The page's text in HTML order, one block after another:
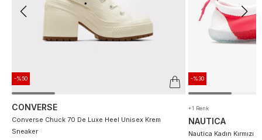
-%50
CONVERSE
Converse Chuck 70 De Luxe Heel Unisex Krem
Sneaker
-%30
+1 Renk
NAUTICA
Nautica Kadın Kırmızı